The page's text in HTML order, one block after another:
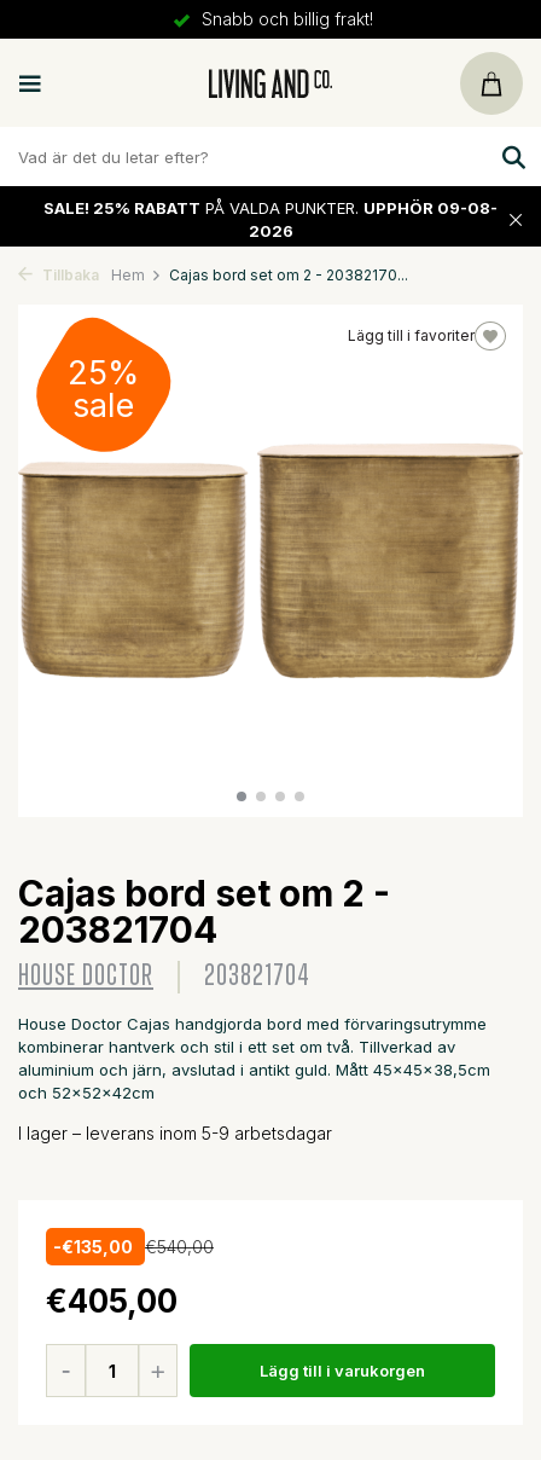
Snabb och billig frakt!
SALE! 25% RABATT PÅ VALDA PUNKTER. UPPHÖR 09-08-
2026
Tillbaka Hem Cajas bord set om 2 - 20382170...
Lägg till i favoriter
25%
sale
Cajas bord set om 2 -
203821704
HOUSE DOCTOR 203821704
House Doctor Cajas handgjorda bord med förvaringsutrymme
kombinerar hantverk och stil i ett set om två. Tillverkad av
aluminium och järn, avslutad i antikt guld. Mått 45x45x38,5cm
och 52x52x42cm
I lager – leverans inom 5-9 arbetsdagar
-€135,00 €540,00
€405,00
Lägg till i varukorgen